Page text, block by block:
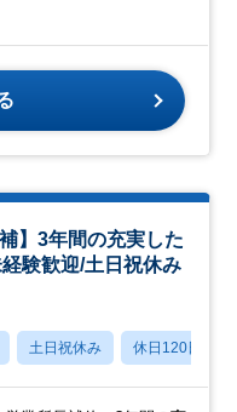
】3年間の充実した
験歓迎/土日祝休み
土日祝休み 休日120日以上